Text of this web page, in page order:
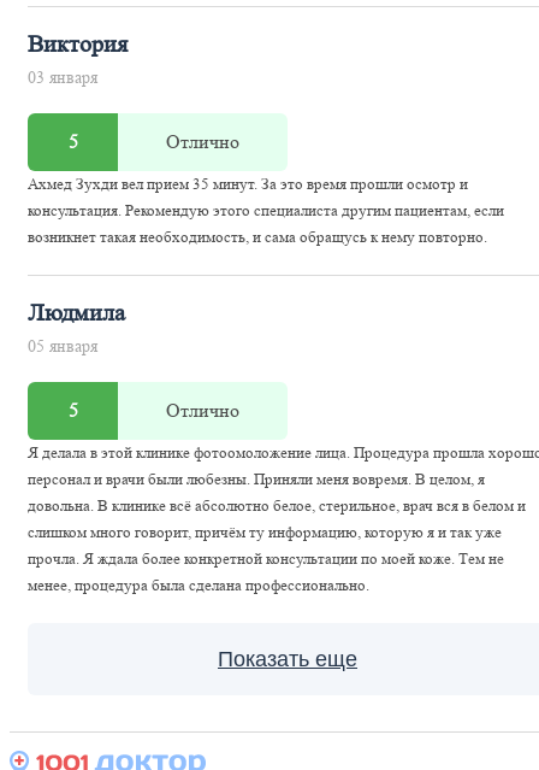
Виктория
03 января
5 Отлично
Ахмед Зухди вел прием 35 минут. За это время прошли осмотр и
консультация. Рекомендую этого специалиста другим пациентам, если
возникнет такая необходимость, и сама обращусь к нему повторно.
Людмила
05 января
5 Отлично
Я делала в этой клинике фотоомоложение лица. Процедура прошла
персонал и врачи были любезны. Приняли меня вовремя. В целом, я
довольна. В клинике всё абсолютно белое, стерильное, врач вся в белом и
слишком много говорит, причём ту информацию, которую я и так уже
прочла. Я ждала более конкретной консультации по моей коже. Тем не
менее, процедура была сделана профессионально.
Показать еще